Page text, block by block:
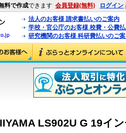
料で作成できます 会員登録(無料) ログイン
法人のお客様 請求書払いのご案内
学校・官公庁のお客様 校費・公費
研究機関のお客様 科研費払いのご
IIYAMA LS902U G 19イ